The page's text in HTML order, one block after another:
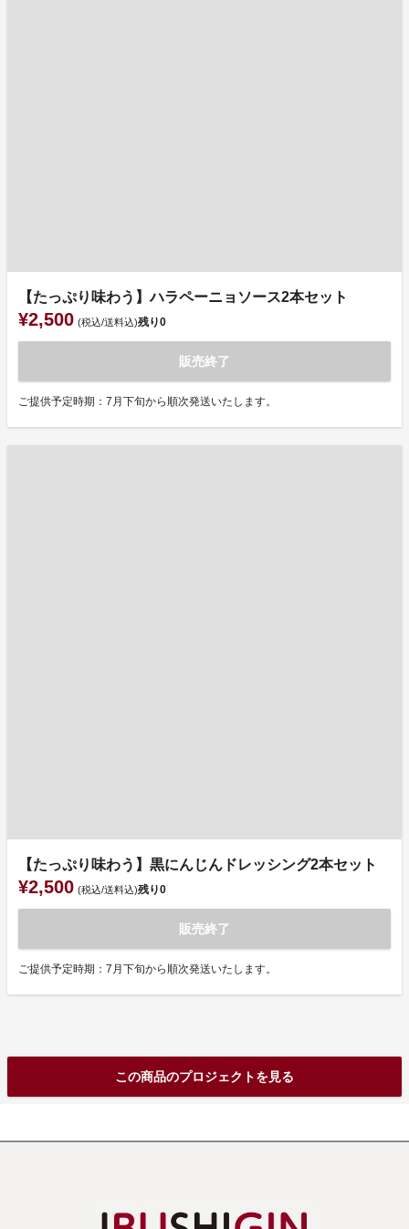
【たっぷり味わう】ハラペーニョソース2本セット
¥2,500 (税込/送料込)残り0
販売終了
ご提供予定時期：7月下旬から順次発送いたします。
【たっぷり味わう】黒にんじんドレッシング2本セット
¥2,500 (税込/送料込)残り0
販売終了
ご提供予定時期：7月下旬から順次発送いたします。
この商品のプロジェクトを見る